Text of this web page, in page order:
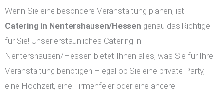
Wenn Sie eine besondere Veranstaltung planen, ist
Catering in Nentershausen/Hessen genau das Richtige
für Sie! Unser erstaunliches Catering in
Nentershausen/Hessen bietet Ihnen alles, was Sie für Ihre
Veranstaltung benötigen – egal ob Sie eine private Party,
eine Hochzeit, eine Firmenfeier oder eine andere